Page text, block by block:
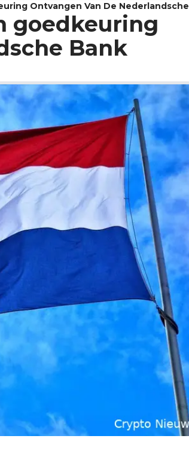
Ontvangen Van De Nederlandsche
goedkeuring
Bank